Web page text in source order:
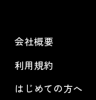
会社概要
利用規約
はじめての方へ